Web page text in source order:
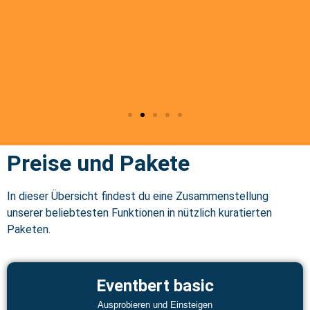
Preise und Pakete
In dieser Übersicht findest du eine Zusammenstellung
unserer beliebtesten Funktionen in nützlich kuratierten
Paketen.
Eventbert basic
Ausprobieren und Einsteigen